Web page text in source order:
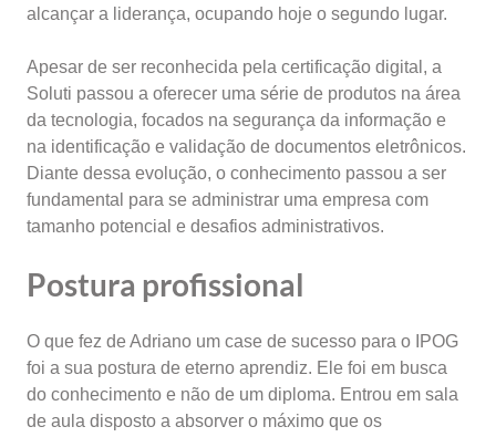
alcançar a liderança, ocupando hoje o segundo lugar.
Apesar de ser reconhecida pela certificação digital, a
Soluti passou a oferecer uma série de produtos na área
da tecnologia, focados na segurança da informação e
na identificação e validação de documentos eletrônicos.
Diante dessa evolução, o conhecimento passou a ser
fundamental para se administrar uma empresa com
tamanho potencial e desafios administrativos.
Postura profissional
O que fez de Adriano um case de sucesso para o IPOG
foi a sua postura de eterno aprendiz. Ele foi em busca
do conhecimento e não de um diploma. Entrou em sala
de aula disposto a absorver o máximo que os